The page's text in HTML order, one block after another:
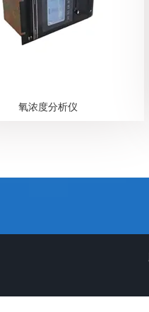
氧浓度分析仪